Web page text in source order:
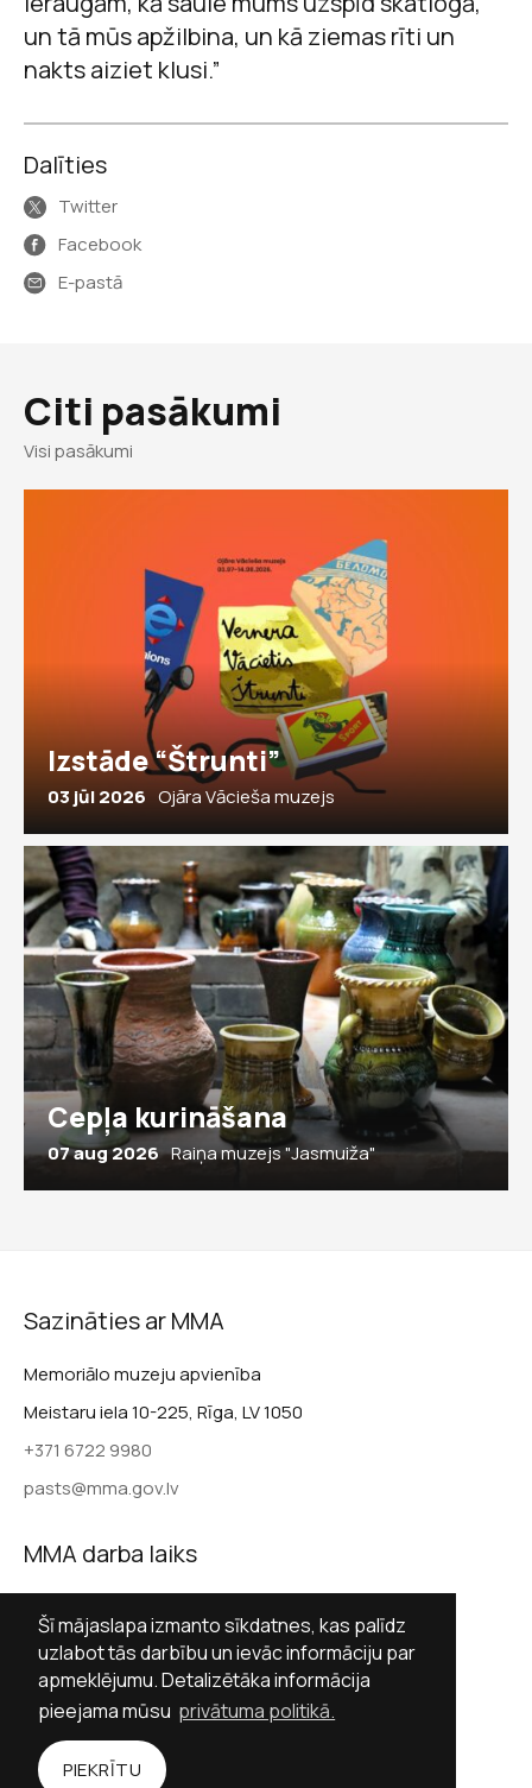
Šī mājaslapa izmanto sīkdatnes, kas palīdz
uzlabot tās darbību un ievāc informāciju par
apmeklējumu. Detalizētāka informācija
pieejama mūsu privātuma politikā.
PIEKRĪTU
un tā mūs apžilbina, un kā ziemas rīti un
nakts aiziet klusi.”
Dalīties
Twitter
Facebook
E-pastā
Citi pasākumi
Visi pasākumi
Izstāde “Štrunti”
03 jūl 2026 Ojāra Vācieša muzejs
Cepļa kurināšana
07 aug 2026 Raiņa muzejs "Jasmuiža"
Sazināties ar MMA
Memoriālo muzeju apvienība
Meistaru iela 10-225, Rīga, LV 1050
+371 6722 9980
pasts@mma.gov.lv
MMA darba laiks
Sestdienās slēgts
Svētdienās slēgts
Sekot MMA